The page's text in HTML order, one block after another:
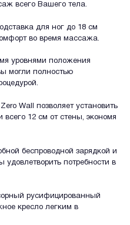
всего Вашего тела.
для ног до 18 см
во время массажа.
уровнями положения
могли полностью
Wall позволяет установить
12 см от стены, экономя
беспроводной зарядкой и
удовлетворить потребности в
русифицированный
кресло легким в